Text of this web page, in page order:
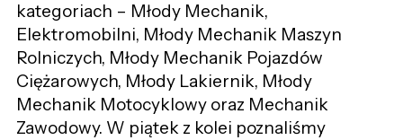
kategoriach – Młody Mechanik,
Elektromobilni, Młody Mechanik Maszyn
Rolniczych, Młody Mechanik Pojazdów
Ciężarowych, Młody Lakiernik, Młody
Mechanik Motocyklowy oraz Mechanik
Zawodowy. W piątek z kolei poznaliśmy